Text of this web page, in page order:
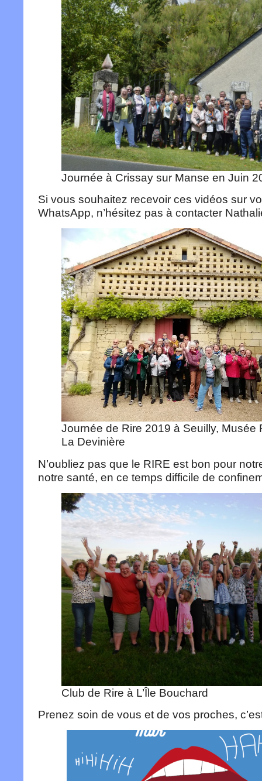
Journée à Crissay sur Manse en Juin
Si vous souhaitez recevoir ces vidéos sur
WhatsApp, n’hésitez pas à contacter
Journée de Rire 2019 à Seuilly, Musée
La Devinière
N’oubliez pas que le RIRE est bon pour
notre santé, en ce temps difficile de
Club de Rire à L’Île Bouchard
Prenez soin de vous et de vos proches,